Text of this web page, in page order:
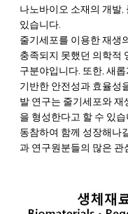
나노바이오 소재의 개발,
있습니다.
줄기세포를 이용한 재생
충족되지 못했던 의학적
구분야입니다. 또한, 새
기반한 안전성과 효율성
발 연구는 줄기세포와
을 형성한다고 할 수 있
동참하여 함께 성장해나
과 연구원분들의 많은